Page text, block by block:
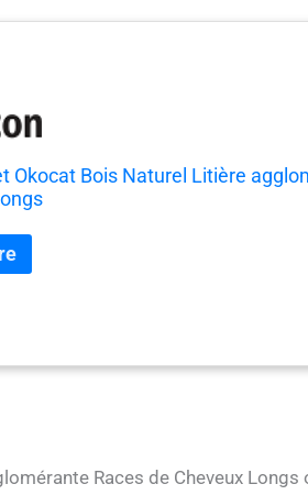
Okocat Bois Naturel Litière
Races de Cheveux